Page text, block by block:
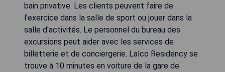
bain privative. Les clients peuvent faire de
l'exercice dans la salle de sport ou jouer dans la
salle d'activités. Le personnel du bureau des
excursions peut aider avec les services de
billetterie et de conciergerie. Lalco Residency se
trouve à 10 minutes en voiture de la gare de